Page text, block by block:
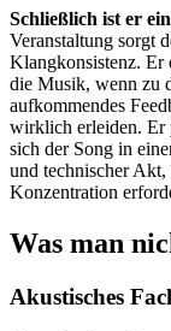
Schließlich ist er
Veranstaltung sorgt
Klangkonsistenz. Er
die Musik, wenn zu
aufkommendes
wirklich erleiden. Er
sich der Song in
und technischer Akt,
Konzentration
Was man
Akustisches